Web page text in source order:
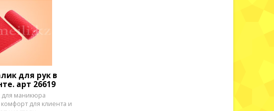
для рук в
арт 26619
для маникюра
для клиента и